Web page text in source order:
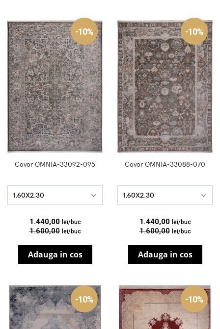
-10%
Covor OMNIA-33092-095
1.60X2.30
1.440,00 lei/buc
1.600,00 lei/buc
Adauga in cos
-10%
Covor OMNIA-33088-070
1.60X2.30
1.440,00 lei/buc
1.600,00 lei/buc
Adauga in cos
-10% -10%